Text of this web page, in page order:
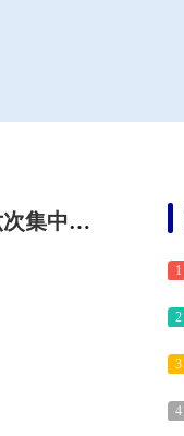
大理日报 | 州人大常委会党组理论学习中心组举行2026年第六次集中学习
1
2
3
4